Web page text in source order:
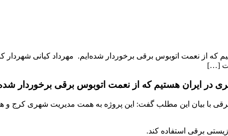
از نعمت اتوبوس برقی برخوردار شده‌ایم. مهرداد کیانی شهردار
در ایران هستیم که از نعمت اتوبوس برقی برخوردار
افتتاح جایگاه شارژ خودروهای برقی و رونمایی از ۴٠ دستگاه اتوبوس برقی با بیان این مطلب گفت: این پروژه به
برقی استفاده کند.